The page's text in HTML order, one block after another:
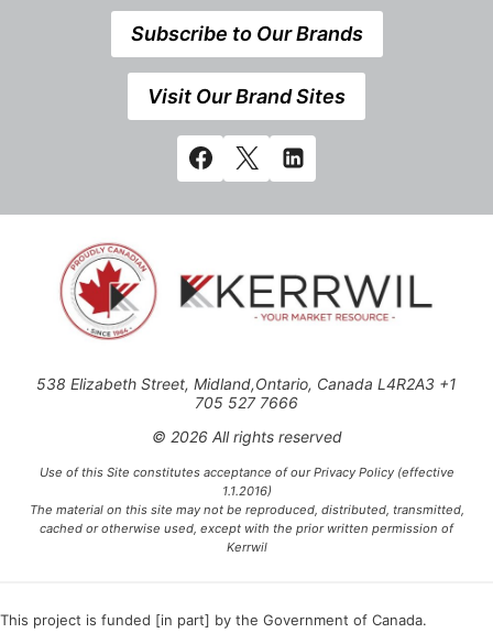
Subscribe to Our Brands
Visit Our Brand Sites
538 Elizabeth Street, Midland,Ontario, Canada L4R2A3 +1
705 527 7666
© 2026 All rights reserved
Use of this Site constitutes acceptance of our Privacy Policy (effective
1.1.2016)
The material on this site may not be reproduced, distributed, transmitted,
cached or otherwise used, except with the prior written permission of
Kerrwil
This project is funded [in part] by the Government of Canada.